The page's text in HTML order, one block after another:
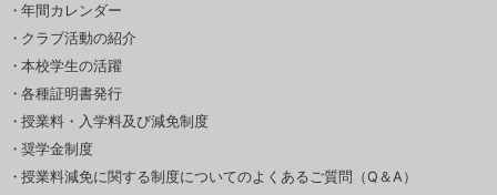
年間カレンダー
クラブ活動の紹介
本校学生の活躍
各種証明書発行
授業料・入学料及び減免制度
奨学金制度
授業料減免に関する制度についてのよくあるご質問（Q＆A）